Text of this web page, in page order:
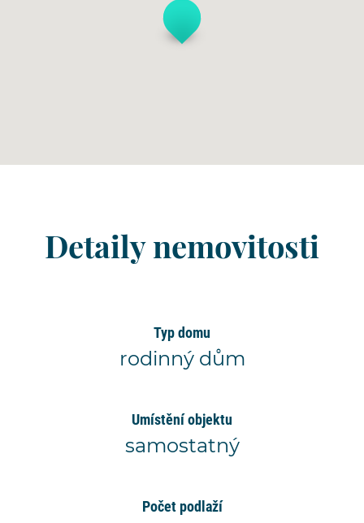
Detaily nemovitosti
Typ domu
rodinný dům
Umístění objektu
samostatný
Počet podlaží